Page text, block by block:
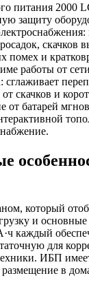
питания
защиту
скачков
помех и
работы от
сглаживает
скачков и
от батарей
который
и
каждый
для
ИБП
размещение в